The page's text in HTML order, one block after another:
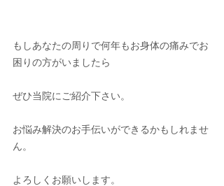
もしあなたの周りで何年もお身体の痛みでお
困りの方がいましたら
ぜひ当院にご紹介下さい。
お悩み解決のお手伝いができるかもしれませ
ん。
よろしくお願いします。